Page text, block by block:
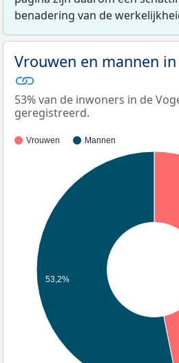
benadering van de
Vrouwen en mannen
53% van de inwoners in de
geregistreerd.
Vrouwen Mannen
53,2%